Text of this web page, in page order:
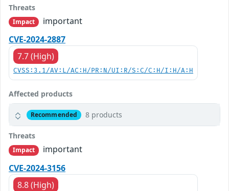
Threats
Impact
important
CVE-2024-2887
7.7 (High)
CVSS:3.1/AV:L/AC:H/PR:N/UI:R/S:C/C:H/I:H/A:H
Affected products
Recommended 8 products
Threats
Impact
important
CVE-2024-3156
8.8 (High)